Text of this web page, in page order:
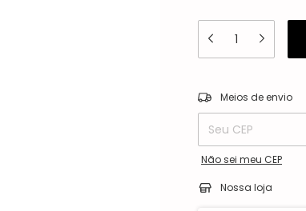
Entregas para o CEP:
Meios de envio
Não sei meu CEP
Nossa loja